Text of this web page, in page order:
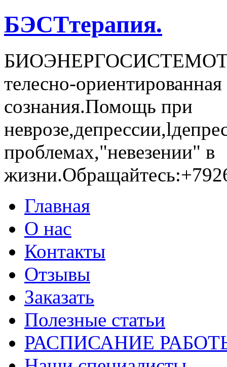
БЭСТтерапия.
телесно-
сознания.Помощь при
проблемах,"невезении" в
Главная
О нас
Контакты
Отзывы
Заказать
Полезные статьи
РАСПИСАНИЕ